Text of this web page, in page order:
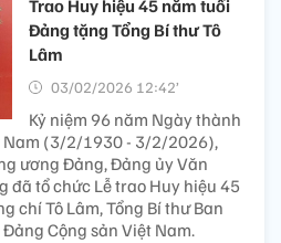
Trao Huy hiệu 45 năm tuổi
Đảng tặng Tổng Bí thư Tô
Lâm ​
03/02/2026 12:42’
Kỷ niệm 96 năm Ngày thành
Nam (3/2/1930 - 3/2/2026),
ương Đảng, Đảng ủy Văn
đã tổ chức Lễ trao Huy hiệu 45
chí Tô Lâm, Tổng Bí thư Ban
Cộng sản Việt Nam.